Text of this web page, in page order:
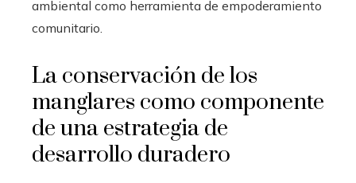
ambiental como herramienta de empoderamiento
comunitario.
La conservación de los
manglares como componente
de una estrategia de
desarrollo duradero